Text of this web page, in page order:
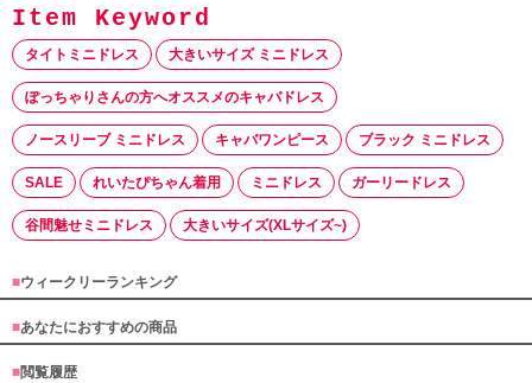
タイトミニドレス 大きいサイズ ミニドレス
ぽっちゃりさんの方へオススメのキャバドレス
ノースリーブ ミニドレス キャバワンピース ブラック ミニドレス
SALE れいたぴちゃん着用 ミニドレス ガーリードレス
谷間魅せミニドレス 大きいサイズ(XLサイズ~)
■ウィークリーランキング
■あなたにおすすめの商品
■閲覧履歴